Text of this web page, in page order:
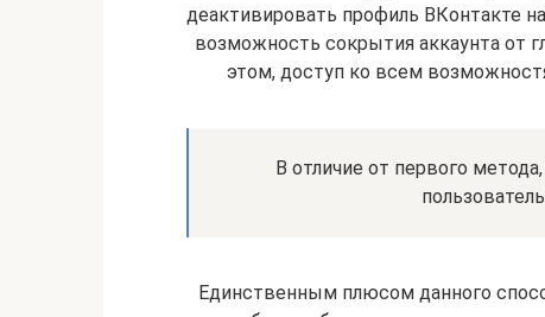
деактивировать профиль ВКонтакте
возможность сокрытия аккаунта от
этом, доступ ко всем
В отличие от первого
Единственным плюсом данного